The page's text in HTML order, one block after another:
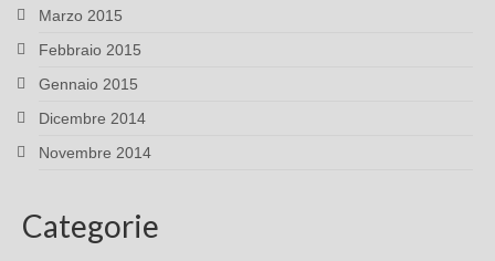
Marzo 2015
Febbraio 2015
Gennaio 2015
Dicembre 2014
Novembre 2014
Categorie